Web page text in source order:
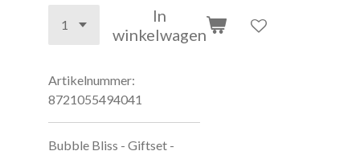
In
winkelwagen
Artikelnummer:
8721055494041
Bubble Bliss - Giftset -